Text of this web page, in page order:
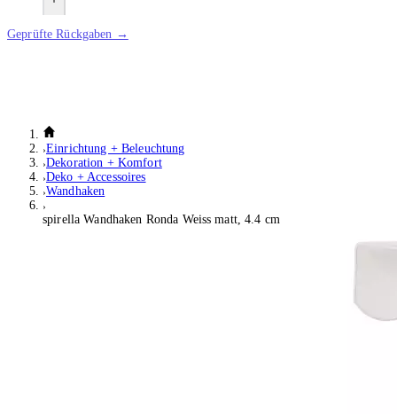
Geprüfte Rückgaben →
Einrichtung + Beleuchtung
Dekoration + Komfort
Deko + Accessoires
Wandhaken
spirella Wandhaken Ronda Weiss matt, 4.4 cm